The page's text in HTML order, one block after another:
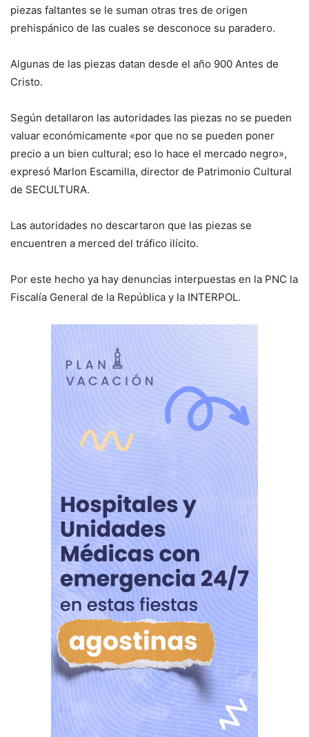
piezas faltantes se le suman otras tres de origen
prehispánico de las cuales se desconoce su paradero.
Algunas de las piezas datan desde el año 900 Antes de
Cristo.
Según detallaron las autoridades las piezas no se pueden
valuar económicamente «por que no se pueden poner
precio a un bien cultural; eso lo hace el mercado negro»,
expresó Marlon Escamilla, director de Patrimonio Cultural
de SECULTURA.
Las autoridades no descartaron que las piezas se
encuentren a merced del tráfico ilícito.
Por este hecho ya hay denuncias interpuestas en la PNC la
Fiscalía General de la República y la INTERPOL.